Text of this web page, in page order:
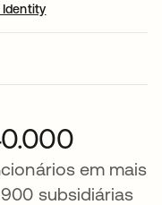
em mais
subsidiárias